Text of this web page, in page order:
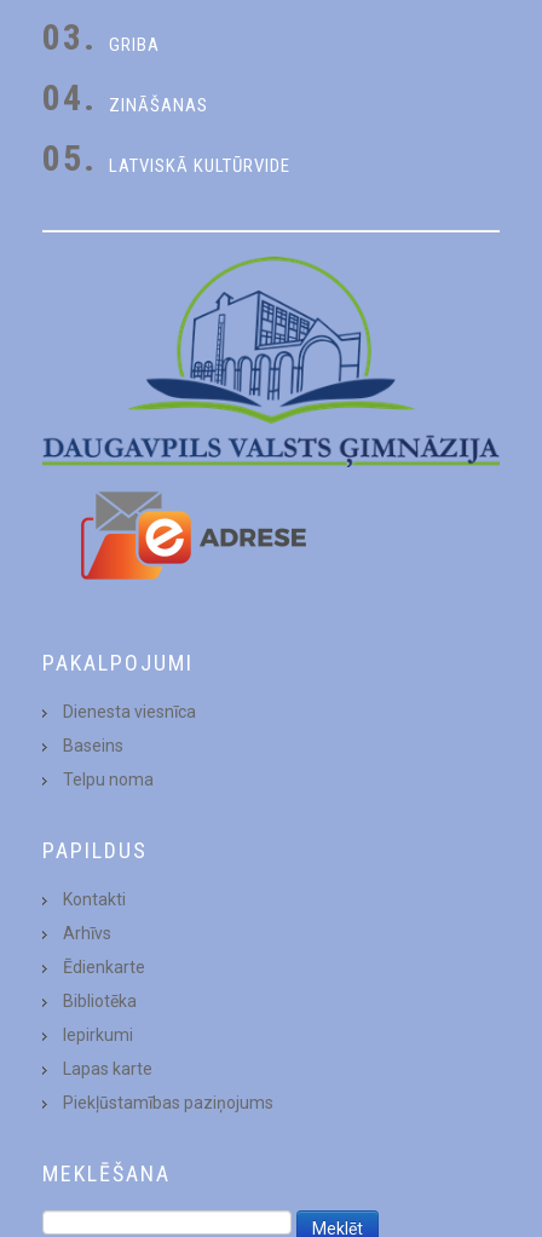
03. GRIBA
04. ZINĀŠANAS
05. LATVISKĀ KULTŪRVIDE
PAKALPOJUMI
Dienesta viesnīca
Baseins
Telpu noma
PAPILDUS
Kontakti
Arhīvs
Ēdienkarte
Bibliotēka
Iepirkumi
Lapas karte
Piekļūstamības paziņojums
MEKLĒŠANA